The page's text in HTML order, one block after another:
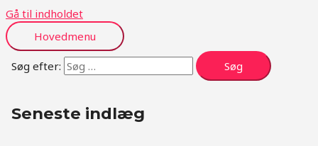
Gå til indholdet
Hovedmenu
Søg efter:
Seneste indlæg